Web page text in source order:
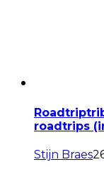
roadtrips
Stijn Braes